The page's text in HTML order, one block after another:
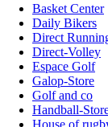
Basket Center
Daily Bikers
Direct
Direct-Volley
Espace Golf
Galop-Store
Golf and co
Handball-
House of